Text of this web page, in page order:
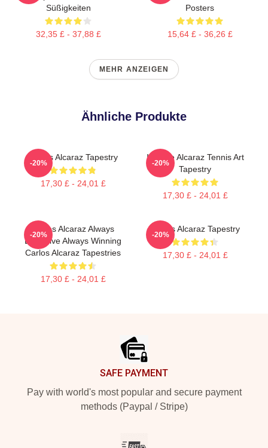
Süßigkeiten
32,35 £ - 37,88 £
Posters
15,64 £ - 36,26 £
MEHR ANZEIGEN
Ähnliche Produkte
Carlos Alcaraz Tapestry
17,30 £ - 24,01 £
-20%
Intense Alcaraz Tennis Art
Tapestry
17,30 £ - 24,01 £
-20%
Carlos Alcaraz Always
Explosive Always Winning
Carlos Alcaraz Tapestries
17,30 £ - 24,01 £
-20%
Carlos Alcaraz Tapestry
17,30 £ - 24,01 £
-20%
SAFE PAYMENT
Pay with world's most popular and secure payment
methods (Paypal / Stripe)